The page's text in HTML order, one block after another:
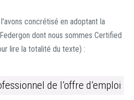
concrétisé en adoptant la
dont nous sommes Certified
lire la totalité du texte) :
de l’offre d’emploi